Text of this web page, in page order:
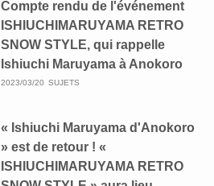
Compte rendu de l'événement
ISHIUCHIMARUYAMA RETRO
SNOW STYLE, qui rappelle
Ishiuchi Maruyama à Anokoro
2023/03/20 SUJETS
« Ishiuchi Maruyama d'Anokoro
» est de retour ! «
ISHIUCHIMARUYAMA RETRO